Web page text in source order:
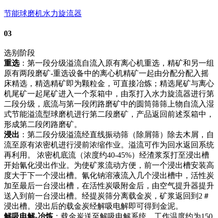
节能球磨机水力旋流器
03
选别阶段
重选：第一段分级溢流自流入原有离心机重选，精矿和另一组
原有两段磨矿-重选设备中的离心机精矿一起由分配分配入摇
床精选，精选精矿即为颗粒金，可直接冶炼；精选尾矿与离心
机尾矿一起尾矿进入一个泵箱中，由泵打入水力旋流器进行第
二段分级，底流与第一段闭路磨矿中的圆筒筛筛上物自流入湿
式节能溢流型球磨机进行第二段磨矿，产品返回前述泵箱中，
形成第二段闭路磨矿。
浸出 ：第二段分级溢流经直线振动筛（除屑筛）除去木屑，自
流至原有浓密机进行浸前浓缩作业。溢流可作为回水返回系统
再利用。 浓密机底流（浓度约40-45%）经渣浆泵打至浸出槽
开始氰化浸出作业。为使矿浆流动方便，前一个浸出槽安装高
度大于下一个浸出槽。氰化钠溶液流入几个浸出槽中，活性炭
加至最后一台浸出槽，在活性炭吸附金后，由空气提升器提升
送入到前一台浸出槽。经提炭筛分离载金炭，矿浆返回到2＃
浸出槽。浸出后的载金炭经解吸电解即可得到金泥。